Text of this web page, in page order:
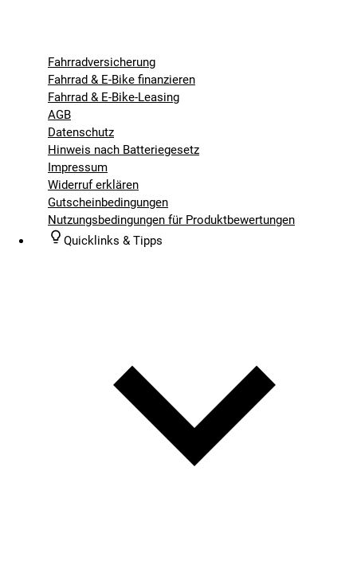
Fahrradversicherung
Fahrrad & E-Bike finanzieren
Fahrrad & E-Bike-Leasing
AGB
Datenschutz
Hinweis nach Batteriegesetz
Impressum
Widerruf erklären
Gutscheinbedingungen
Nutzungsbedingungen für Produktbewertungen
Quicklinks & Tipps